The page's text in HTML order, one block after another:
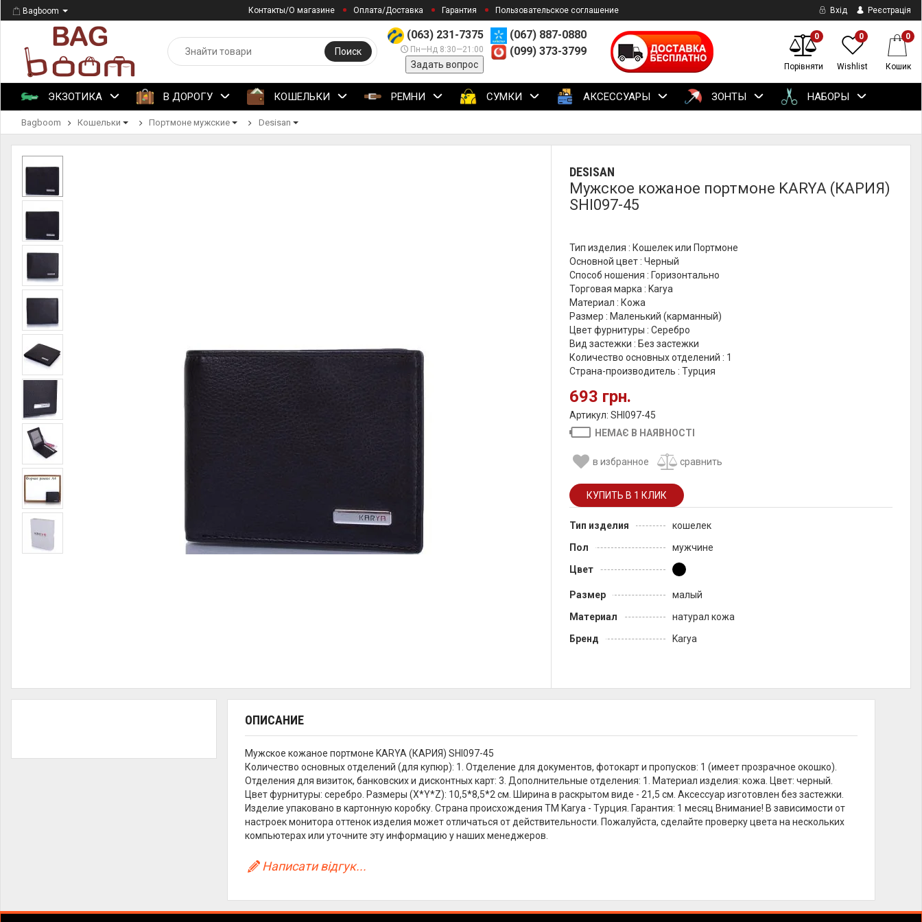
Bagboom Контакты/О магазине Оплата/Доставка Гарантия Пользовательское соглашение Вхід Реєстрація
(063) 231-7375
Пн—Нд 8:30—21:00
Задать вопрос
(067) 887-0880
(099) 373-3799
Поиск
0
Порівняти
0
Wishlist
0
Кошик
ЭКЗОТИКА В ДОРОГУ КОШЕЛЬКИ РЕМНИ СУМКИ АКСЕССУАРЫ ЗОНТЫ НАБОРЫ
Bagboom Кошельки Портмоне мужские Desisan
DESISAN
Мужское кожаное портмоне KARYA (КАРИЯ)
SHI097-45
Тип изделия : Кошелек или Портмоне
Основной цвет : Черный
Способ ношения : Горизонтально
Торговая марка : Karya
Материал : Кожа
Размер : Маленький (карманный)
Цвет фурнитуры : Серебро
Вид застежки : Без застежки
Количество основных отделений : 1
Страна-производитель : Турция
693 грн.
Артикул: SHI097-45
НЕМАЄ В НАЯВНОСТІ
в избранное сравнить
Тип изделия
кошелек
Пол
мужчине
Цвет
Размер
малый
Материал
натурал кожа
Бренд
Karya
ОПИСАНИЕ
Мужское кожаное портмоне KARYA (КАРИЯ) SHI097-45
Количество основных отделений (для купюр): 1. Отделение для документов, фотокарт и пропусков: 1 (имеет прозрачное окошко).
Отделения для визиток, банковских и дисконтных карт: 3. Дополнительные отделения: 1. Материал изделия: кожа. Цвет: черный.
Цвет фурнитуры: серебро. Размеры (X*Y*Z): 10,5*8,5*2 см. Ширина в раскрытом виде - 21,5 см. Аксессуар изготовлен без застежки.
Изделие упаковано в картонную коробку. Страна происхождения ТМ Karya - Турция. Гарантия: 1 месяц Внимание! В зависимости от
настроек монитора оттенок изделия может отличаться от действительности. Пожалуйста, сделайте проверку цвета на нескольких
компьютерах или уточните эту информацию у наших менеджеров.
Написати відгук...